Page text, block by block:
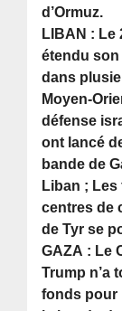
d’Ormuz.
LIBAN : Le
étendu
dans
Moyen-
défense
ont lancé
bande de
Liban ;
centres de
de Tyr se
GAZA : Le
Trump n’a
fonds pour